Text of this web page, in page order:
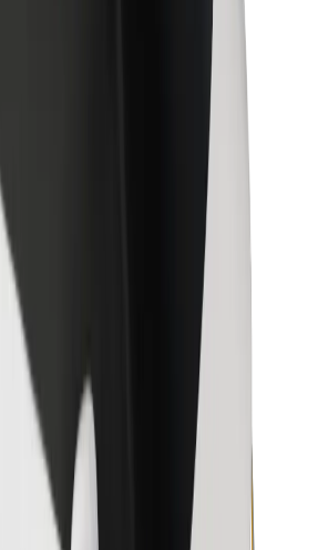
i putuj kroz nekoliko minuta!
aplikaciju Bolt
najdraže jelo!
aplikaciju Bolt Food